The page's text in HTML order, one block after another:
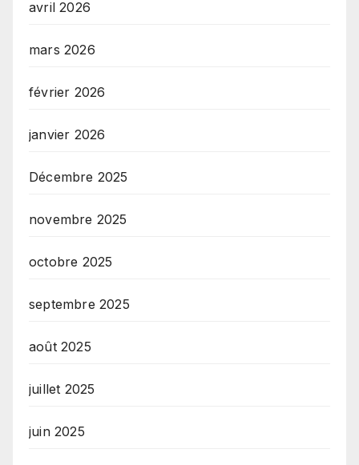
avril 2026
mars 2026
février 2026
janvier 2026
Décembre 2025
novembre 2025
octobre 2025
septembre 2025
août 2025
juillet 2025
juin 2025